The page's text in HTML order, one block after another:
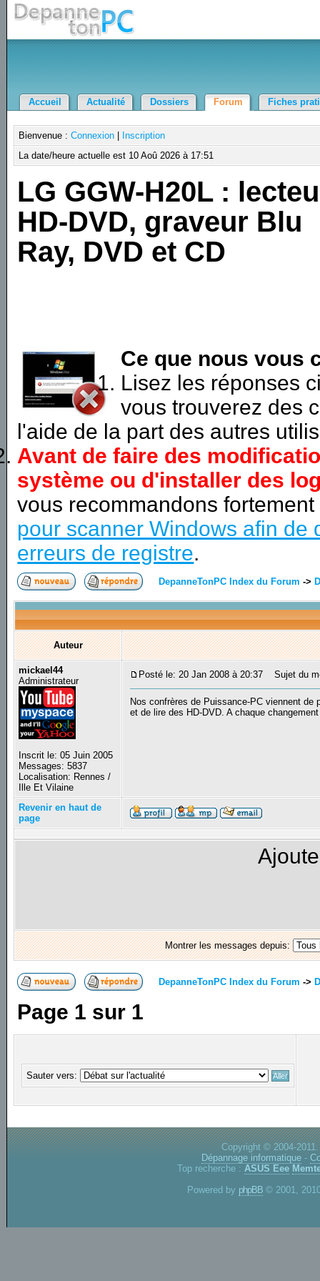
Accueil Actualité Dossiers Forum Fiches
Bienvenue :Connexion
Inscription
La date/heure actuelle est 10 Aoû 2026 à 17:51
LG GGW-H20L :
HD-DVD, graveur Blu
Ray, DVD et CD
Ce que nous vous
Lisez les réponses
vous trouverez des
l'aide de la part des autres
Avant de faire des
système ou d'installer des
vous recommandons
pour scanner Windows afin de
erreurs de registre.
DepanneTonPC Index du Forum ->
Auteur
mickael44
Administrateur
Inscrit le: 05 Juin 2005
Messages: 5837
Localisation: Rennes /
Ille Et Vilaine
Posté le: 20 Jan 2008 à 20:37 Sujet du
Nos confrères de Puissance-PC viennent de
et de lire des HD-DVD. A chaque
Revenir en haut de
page
Montrer les messages depuis:
DepanneTonPC Index du Forum ->
Page 1 sur 1
Sauter vers:
Copyright © 2004-
Dépannage informatique -
Top recherche : ASUS Eee
Powered by phpBB © 2001,